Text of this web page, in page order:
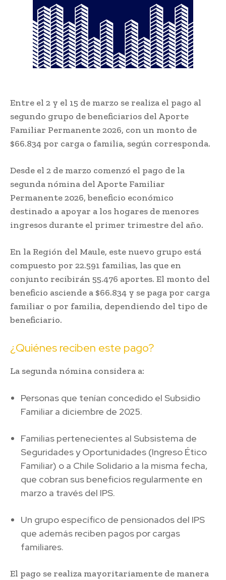
Entre el 2 y el 15 de marzo se realiza el pago al
segundo grupo de beneficiarios del Aporte
Familiar Permanente 2026, con un monto de
$66.834 por carga o familia, según corresponda.
Desde el 2 de marzo comenzó el pago de la
segunda nómina del Aporte Familiar
Permanente2026, beneficio económico
destinado a apoyar a los hogares de menores
ingresos durante el primer trimestre del año.
En la Región del Maule, este nuevo grupo está
compuesto por 22.591 familias, las que en
conjunto recibirán 55.476 aportes. El monto del
beneficio asciende a $66.834 y se paga por carga
familiar o por familia, dependiendo del tipo de
beneficiario.
¿Quiénes reciben este pago?
La segunda nómina considera a:
Personas que tenían concedido el Subsidio
Familiar a diciembre de 2025.
Familias pertenecientes al Subsistema de
Seguridades y Oportunidades (Ingreso Ético
Familiar) o a Chile Solidario a la misma fecha,
que cobran sus beneficios regularmente en
marzo a través del IPS.
Un grupo específico de pensionados del IPS
que además reciben pagos por cargas
familiares.
El pago se realiza mayoritariamente de manera